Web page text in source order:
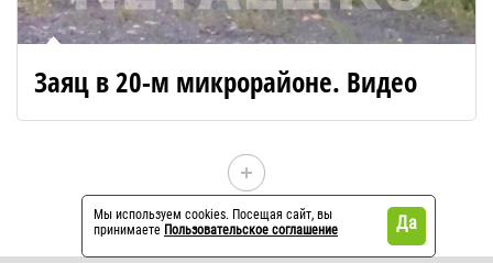
Заяц в 20-м микрорайоне. Видео
Показать еще 10
Мы используем cookies. Посещая сайт, вы
принимаете Пользовательское соглашение Да